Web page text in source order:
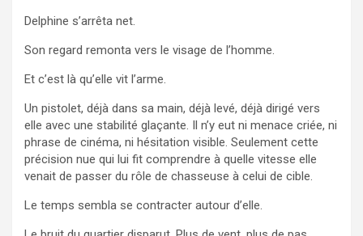
Delphine s’arrêta net.
Son regard remonta vers le visage de l’homme.
Et c’est là qu’elle vit l’arme.
Un pistolet, déjà dans sa main, déjà levé, déjà dirigé vers
elle avec une stabilité glaçante. Il n’y eut ni menace criée, ni
phrase de cinéma, ni hésitation visible. Seulement cette
précision nue qui lui fit comprendre à quelle vitesse elle
venait de passer du rôle de chasseuse à celui de cible.
Le temps sembla se contracter autour d’elle.